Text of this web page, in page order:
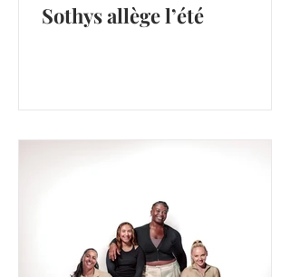
Sothys allège l’été